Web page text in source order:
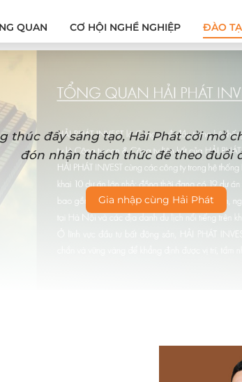
QUAN CƠ HỘI NGHỀ NGHIỆP ĐÀO
thúc đẩy sáng tạo, Hải Phát cởi mở
đón nhận thách thức để theo đuổi
Gia nhập cùng Hải Phát